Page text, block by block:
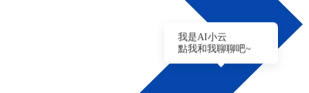
我是AI小云
點我和我聊聊吧~